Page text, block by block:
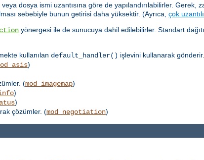
dosya ismi uzantısına göre de yapılandırılabilirler. Gerek,
sebebiyle bunun getirisi daha yüksektir. (Ayrıca, çok
yönergesi ile de sunucuya dahil edilebilirler. Standart
kullanılan default_handler() işlevini kullanarak
)
(mod_imagemap)
)
)
çözümler. (mod_negotiation)